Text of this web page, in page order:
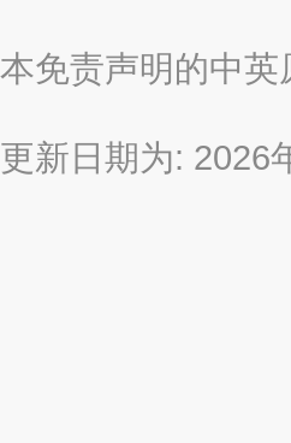
本免责声明的中
更新日期为: 2026